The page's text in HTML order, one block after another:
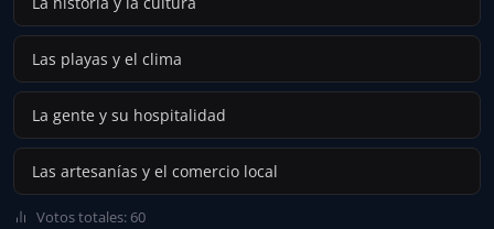
Las playas y el clima
La gente y su hospitalidad
Las artesanías y el comercio local
Votos totales: 60